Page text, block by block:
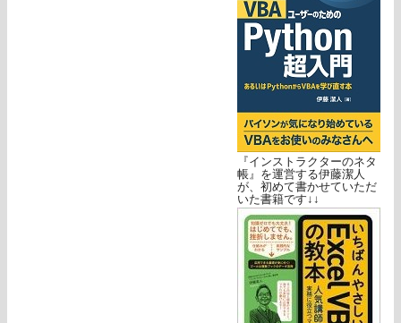
『インストラクターのネタ
帳』を運営する伊藤潔人
が、初めて書かせていただ
いた書籍です↓↓